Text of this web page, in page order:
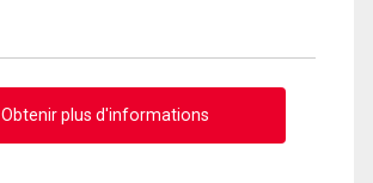
Obtenir plus d'informations